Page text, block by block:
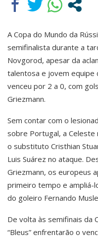
A Copa do Mundo da
semifinalista durante a
Novgorod, apesar da
talentosa e jovem equipe
venceu por 2 a 0, com
Griezmann.
Sem contar com o
sobre Portugal, a Celeste
o substituto Cristhian
Luis Suárez no ataque.
Griezmann, os europeus
primeiro tempo e ampliá-
do goleiro Fernando
De volta às semifinais da
“Bleus” enfrentarão o